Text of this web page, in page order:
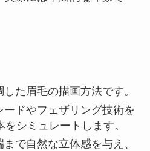
た眉毛の描画方法です。
ドやフェザリング技術を
シミュレートします。
で自然な立体感を与え、